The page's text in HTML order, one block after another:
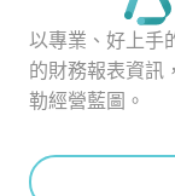
以專業、好上手
的財務報表資訊
勒經營藍圖。